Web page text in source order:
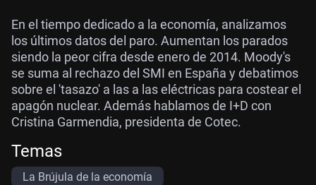
En el tiempo dedicado a la economía, analizamos
los últimos datos del paro. Aumentan los parados
siendo la peor cifra desde enero de 2014. Moody's
se suma al rechazo del SMI en España y debatimos
sobre el 'tasazo' a las a las eléctricas para costear el
apagón nuclear. Además hablamos de I+D con
Cristina Garmendia, presidenta de Cotec.
Temas
La Brújula de la economía